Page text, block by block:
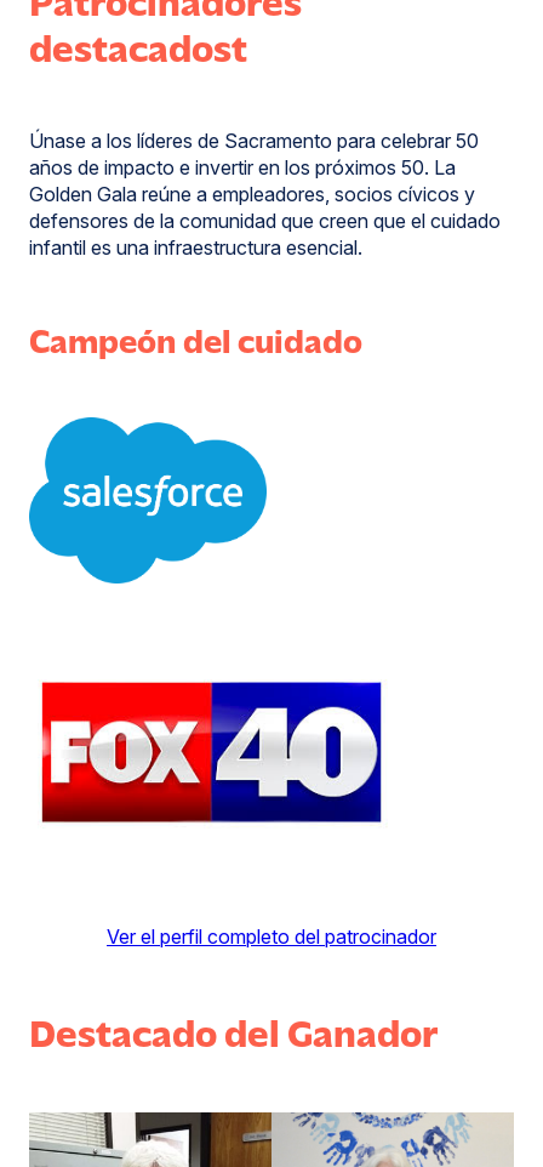
destacadost
Únase a los líderes de Sacramento para celebrar 50
años de impacto e invertir en los próximos 50. La
Golden Gala reúne a empleadores, socios cívicos y
defensores de la comunidad que creen que el cuidado
infantil es una infraestructura esencial.
Campeón del cuidado
Ver el perfil completo del patrocinador
GanadorDestacado del Ganador